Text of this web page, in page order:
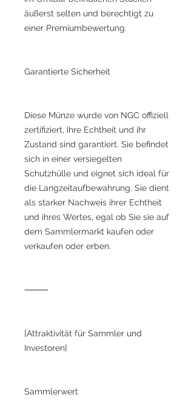
äußerst selten und berechtigt zu
einer Premiumbewertung.
Garantierte Sicherheit
Diese Münze wurde von NGC offiziell
zertifiziert, ihre Echtheit und ihr
Zustand sind garantiert. Sie befindet
sich in einer versiegelten
Schutzhülle und eignet sich ideal für
die Langzeitaufbewahrung. Sie dient
als starker Nachweis ihrer Echtheit
und ihres Wertes, egal ob Sie sie auf
dem Sammlermarkt kaufen oder
verkaufen oder erben.
⸻
[Attraktivität für Sammler und
Investoren]
Sammlerwert